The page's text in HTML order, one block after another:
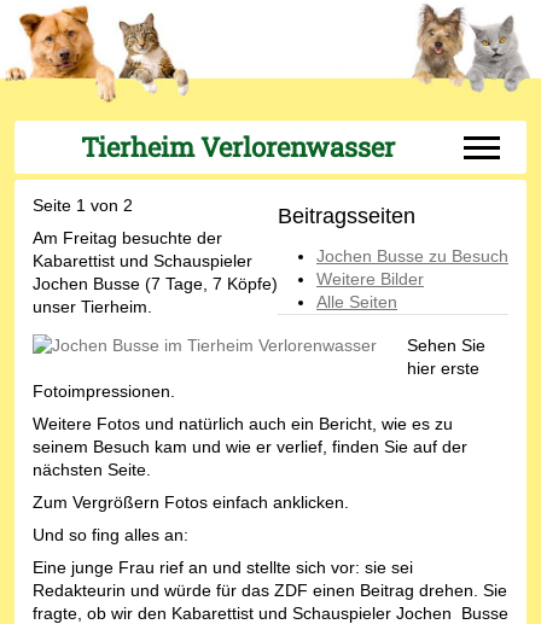
Tierheim Verlorenwasser Off-
Beitragsseiten
Jochen Busse zu Besuch
Weitere Bilder
Alle Seiten
Seite 1 von 2
Am Freitag besuchte der
Kabarettist und Schauspieler
Jochen Busse (7 Tage, 7 Köpfe)
unser Tierheim.
Sehen Sie
hier erste
Fotoimpressionen.
Weitere Fotos und natürlich auch ein Bericht, wie es zu
seinem Besuch kam und wie er verlief, finden Sie auf der
nächsten Seite.
Zum Vergrößern Fotos einfach anklicken.
Und so fing alles an:
Eine junge Frau rief an und stellte sich vor: sie sei
Redakteurin und würde für das ZDF einen Beitrag drehen. Sie
fragte, ob wir den Kabarettist und Schauspieler Jochen Busse